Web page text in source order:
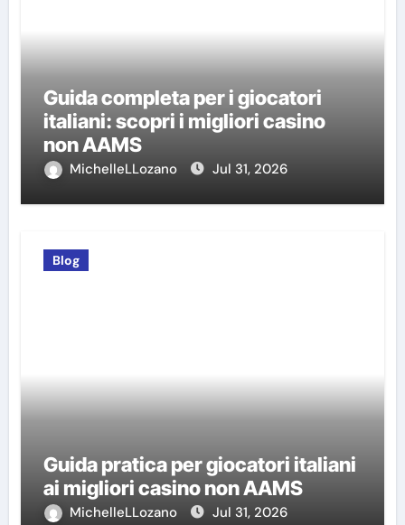
Guida completa per i giocatori
italiani: scopri i migliori casino
non AAMS
MichelleLLozano Jul 31, 2026
Blog
Guida pratica per giocatori italiani
ai migliori casino non AAMS
MichelleLLozano Jul 31, 2026